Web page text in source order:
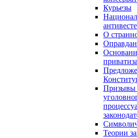
Курьезы
О
Призывы
Теории